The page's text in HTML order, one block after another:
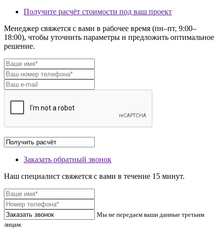
Получите расчёт стоимости под ваш проект
Менеджер свяжется с вами в рабочее время (пн–пт, 9:00–
18:00), чтобы уточнить параметры и предложить оптимальное
решение.
Заказать обратный звонок
Наш специалист свяжется с вами в течение 15 минут.
Мы не передаем ваши данные третьим
лицам.